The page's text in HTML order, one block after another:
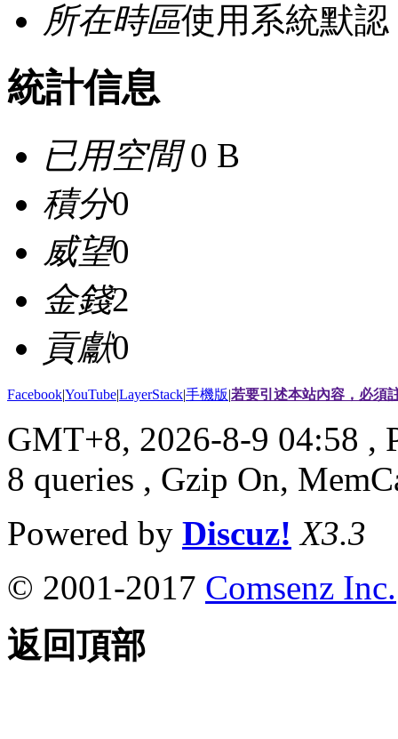
所在時區使用系統默認
統計信息
已用空間0 B
積分0
威望0
金錢2
貢獻0
Facebook|YouTube|LayerStack|手機版|若要引述本站內容，必須
GMT+8, 2026-8-9 04:58 ,
8 queries , Gzip On,
Powered by Discuz! X3.3
© 2001-2017 Comsenz Inc.
返回頂部